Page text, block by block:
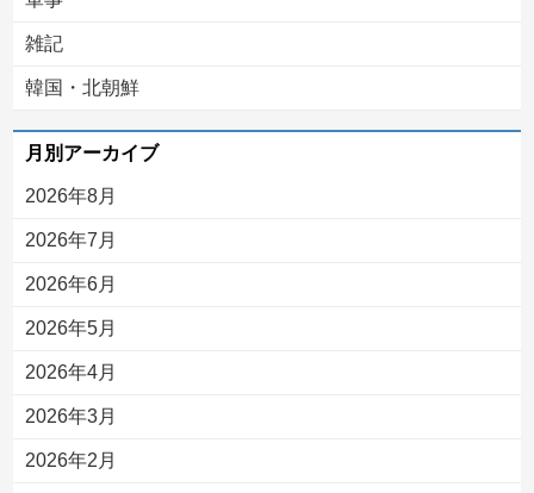
雑記
韓国・北朝鮮
月別アーカイブ
2026年8月
2026年7月
2026年6月
2026年5月
2026年4月
2026年3月
2026年2月